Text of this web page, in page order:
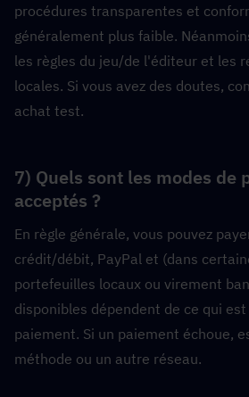
procédures transparentes et
généralement plus faible.
les règles du jeu/de l'éditeur et les
locales. Si vous avez des doutes,
achat test.
7) Quels sont les modes de
acceptés ?
En règle générale, vous pouvez
crédit/débit, PayPal et (dans
portefeuilles locaux ou virement
disponibles dépendent de ce qui
paiement. Si un paiement échoue,
méthode ou un autre réseau.